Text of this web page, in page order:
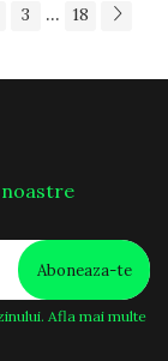
3 ... 18
Afla mai multe